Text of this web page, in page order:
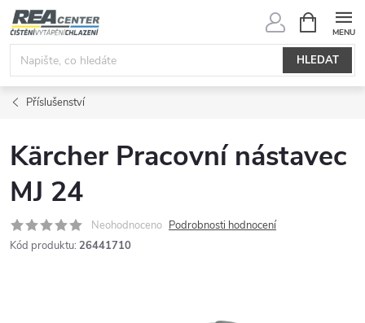
Přejít
na
obsah
HLEDAT
NÁKUPNÍ
KOŠÍK
Příslušenství
Kärcher Pracovní nástavec
MJ 24
Neohodnoceno Podrobnosti hodnocení
Kód produktu: 26441710